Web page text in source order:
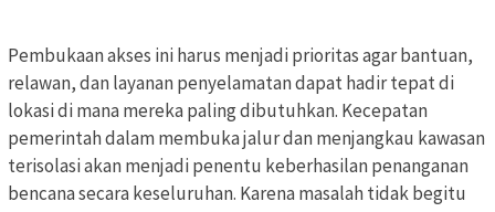
Pembukaan akses ini harus menjadi prioritas agar bantuan,
relawan, dan layanan penyelamatan dapat hadir tepat di
lokasi di mana mereka paling dibutuhkan. Kecepatan
pemerintah dalam membuka jalur dan menjangkau kawasan
terisolasi akan menjadi penentu keberhasilan penanganan
bencana secara keseluruhan. Karena masalah tidak begitu